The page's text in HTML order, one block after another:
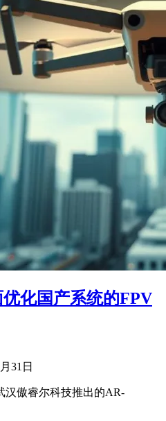
化国产系统的FPV
31日
汉傲睿尔科技推出的AR-